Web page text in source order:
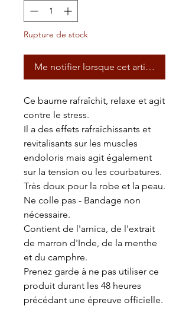
Rupture de stock
Me notifier lorsque cet article est
Ce baume rafraîchit, relaxe et agit
contre le stress.
Il a des effets rafraîchissants et
revitalisants sur les muscles
endoloris mais agit également
sur la tension ou les courbatures.
Très doux pour la robe et la peau.
Ne colle pas - Bandage non
nécessaire.
Contient de l'arnica, de l'extrait
de marron d'Inde, de la menthe
et du camphre.
Prenez garde à ne pas utiliser ce
produit durant les 48 heures
précédant une épreuve officielle.